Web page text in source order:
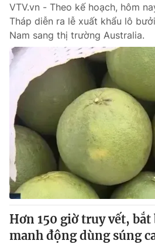
thông tin từ website này.
VTV.vn - Theo kế hoạch, hôm
Tháp diễn ra lễ xuất khẩu lô
Nam sang thị trường Australia.
Hơn 150 giờ truy vết,
manh động dùng súng